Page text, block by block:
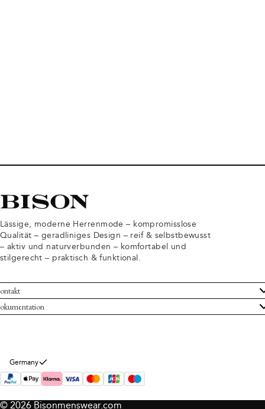
Lässige, moderne Herrenmode – kompromisslose
Qualität – geradliniges Design – reif & selbstbewusst
– aktiv und naturverbunden – komfortabel und
stilgerecht – praktisch & funktional.
Bison
Geschäftsbedingungen
Informationen
Germany
© 2026 Bisonmenswear.com